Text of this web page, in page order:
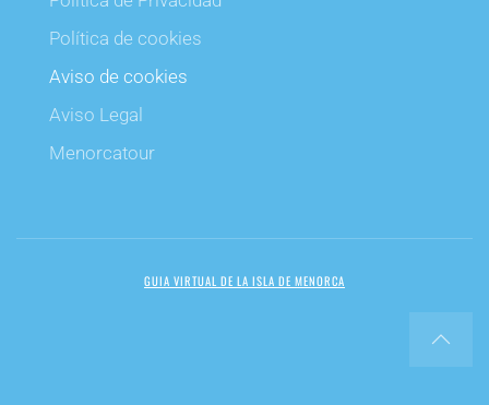
Política de cookies
Aviso de cookies
Aviso Legal
Menorcatour
GUIA VIRTUAL DE LA ISLA DE MENORCA